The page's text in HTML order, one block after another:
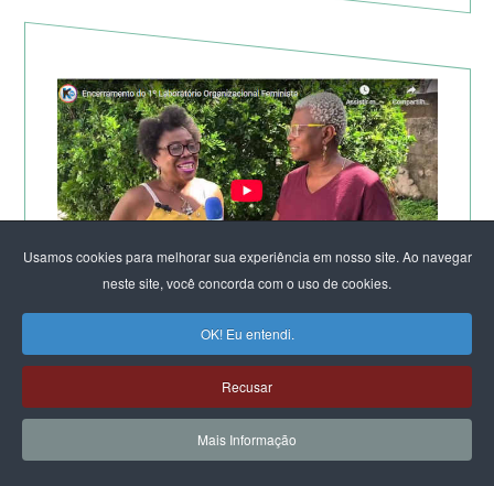
Usamos cookies para melhorar sua experiência em nosso site. Ao navegar
neste site, você concorda com o uso de cookies.
OK! Eu entendi.
Recusar
Mais Informação
TV KIRIMURÊ NO ENCERRAMENTO DO LABORATÓRIO
DE SALVADOR